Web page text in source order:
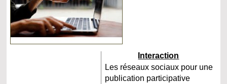
Interaction
Les réseaux sociaux pour une
publication participative